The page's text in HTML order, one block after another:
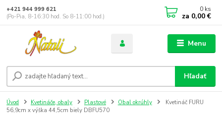
Menu
Hľadať
+421 944 999 621
(Po-Pia, 8-16:30 hod. So 8-11:00 hod.)
0 ks
za 0,00 €
Úvod Kvetináče, obaly Plastové Obal okrúhly
Kvetináč FURU
56,9cm x výška 44,5cm biely DBFU570